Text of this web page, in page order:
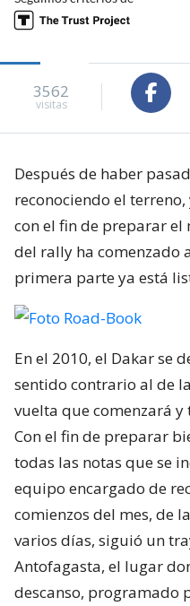
3562
visitas
Después de haber
reconociendo el
con el fin de preparar
del rally ha comenzado
primera parte ya está
En el 2010, el Dakar se
sentido contrario al de
vuelta que comenzará y
Con el fin de preparar
todas las notas que se
equipo encargado de
comienzos del mes, de
varios días, siguió un
Antofagasta, el lugar
descanso, programado